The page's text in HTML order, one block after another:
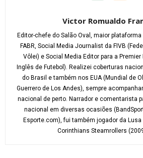
Victor Romualdo
Editor-chefe do Salão Oval, maior
FABR, Social Media Journalist da FIVB
Vôlei) e Social Media Editor para a
Inglês de Futebol). Realizei coberturas
do Brasil e também nos EUA (Mundial de
Guerrero de Los Andes), sempre
nacional de perto. Narrador e comentarista
nacional em diversas ocasiões
Esporte.com), fui também jogador da
Corinthians Steamrollers